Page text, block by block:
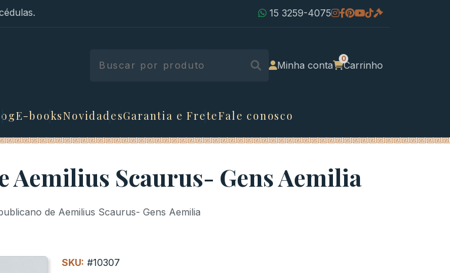
15 3259-4075
Minha conta Carrinho
E-booksNovidadesGarantia e FreteFale conosco
Aemilius Scaurus- Gens Aemilia
de Aemilius Scaurus- Gens Aemilia
SKU: #10307